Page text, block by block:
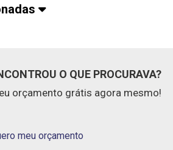
O QUE PROCURAVA?
orçamento grátis agora mesmo!
meu orçamento